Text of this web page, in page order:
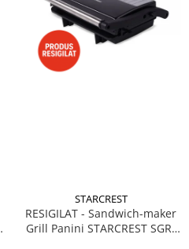
STARCREST
RESIGILAT - Sandwich-maker
Grill Panini STARCREST SGR-